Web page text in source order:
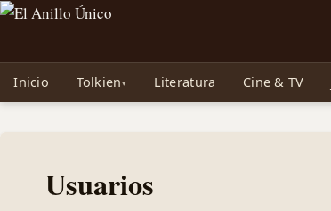
Inicio Tolkien Literatura Cine & TV
Usuarios